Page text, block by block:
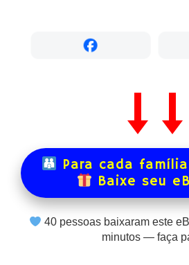
Para cada
Baixe seu
40pessoas baixaram este
minutos — faça